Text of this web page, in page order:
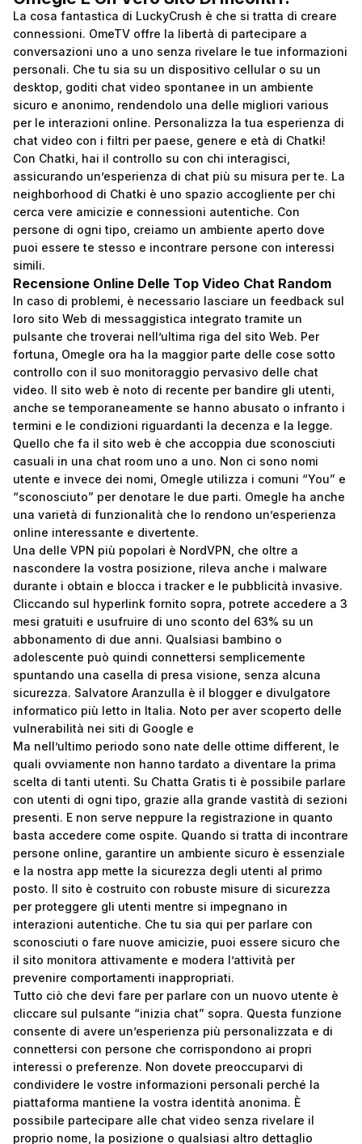
La cosa fantastica di LuckyCrush è che si tratta di creare
connessioni. OmeTV offre la libertà di partecipare a
conversazioni uno a uno senza rivelare le tue informazioni
personali. Che tu sia su un dispositivo cellular o su un
desktop, goditi chat video spontanee in un ambiente
sicuro e anonimo, rendendolo una delle migliori various
per le interazioni online. Personalizza la tua esperienza di
chat video con i filtri per paese, genere e età di Chatki!
Con Chatki, hai il controllo su con chi interagisci,
assicurando un’esperienza di chat più su misura per te. La
neighborhood di Chatki è uno spazio accogliente per chi
cerca vere amicizie e connessioni autentiche. Con
persone di ogni tipo, creiamo un ambiente aperto dove
puoi essere te stesso e incontrare persone con interessi
simili.
Recensione Online Delle Top Video Chat Random
In caso di problemi, è necessario lasciare un feedback sul
loro sito Web di messaggistica integrato tramite un
pulsante che troverai nell’ultima riga del sito Web. Per
fortuna, Omegle ora ha la maggior parte delle cose sotto
controllo con il suo monitoraggio pervasivo delle chat
video. Il sito web è noto di recente per bandire gli utenti,
anche se temporaneamente se hanno abusato o infranto i
termini e le condizioni riguardanti la decenza e la legge.
Quello che fa il sito web è che accoppia due sconosciuti
casuali in una chat room uno a uno. Non ci sono nomi
utente e invece dei nomi, Omegle utilizza i comuni “You” e
“sconosciuto” per denotare le due parti. Omegle ha anche
una varietà di funzionalità che lo rendono un’esperienza
online interessante e divertente.
Una delle VPN più popolari è NordVPN, che oltre a
nascondere la vostra posizione, rileva anche i malware
durante i obtain e blocca i tracker e le pubblicità invasive.
Cliccando sul hyperlink fornito sopra, potrete accedere a 3
mesi gratuiti e usufruire di uno sconto del 63% su un
abbonamento di due anni. Qualsiasi bambino o
adolescente può quindi connettersi semplicemente
spuntando una casella di presa visione, senza alcuna
sicurezza. Salvatore Aranzulla è il blogger e divulgatore
informatico più letto in Italia. Noto per aver scoperto delle
vulnerabilità nei siti di Google e
Ma nell’ultimo periodo sono nate delle ottime different, le
quali ovviamente non hanno tardato a diventare la prima
scelta di tanti utenti. Su Chatta Gratis ti è possibile parlare
con utenti di ogni tipo, grazie alla grande vastità di sezioni
presenti. E non serve neppure la registrazione in quanto
basta accedere come ospite. Quando si tratta di incontrare
persone online, garantire un ambiente sicuro è essenziale
e la nostra app mette la sicurezza degli utenti al primo
posto. Il sito è costruito con robuste misure di sicurezza
per proteggere gli utenti mentre si impegnano in
interazioni autentiche. Che tu sia qui per parlare con
sconosciuti o fare nuove amicizie, puoi essere sicuro che
il sito monitora attivamente e modera l’attività per
prevenire comportamenti inappropriati.
Tutto ciò che devi fare per parlare con un nuovo utente è
cliccare sul pulsante “inizia chat” sopra. Questa funzione
consente di avere un’esperienza più personalizzata e di
connettersi con persone che corrispondono ai propri
interessi o preferenze. Non dovete preoccuparvi di
condividere le vostre informazioni personali perché la
piattaforma mantiene la vostra identità anonima. È
possibile partecipare alle chat video senza rivelare il
proprio nome, la posizione o qualsiasi altro dettaglio